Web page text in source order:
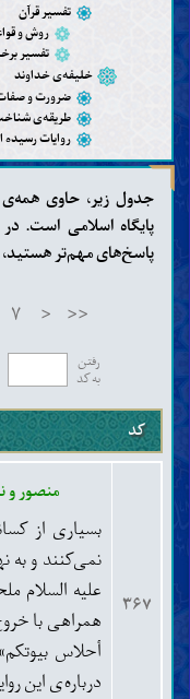
تفسیر قرآن
روش و
تفسیر
خلیفه‌ی خداوند
ضرورت و
طریقه‌ی
روایات رسیده
عقاید
شناخت خداوند
شناخت خلفاء
پیامبران
یاران و
مهدی
وجود مهدی و
منصور و
نشانه‌های
شناخت آخرت
برزخ، قیامت،
رجعت، حلول و تناسخ
شناخت ایمان و کفر
ایمان و مراتب آن
کفر و مراتب آن
ادیان، مذاهب و
اخلاق
مکارم اخلاق
جدول زیر، حاوی
پایگاه اسلامی است.
پاسخ‌های مهم‌تر هستید،
<<
< ۷
رفتن
به کد
کد
۳۶۷
منصور و
بسیاری از
نمی‌کنند و به
علیه السلام
همراهی با
أحلاس
درباره‌ی این